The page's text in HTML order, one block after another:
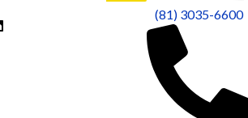
(81) 3035-6600